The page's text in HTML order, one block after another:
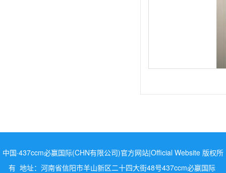
中国·437ccm必赢国际(CHN有限公司)官方网站|Official Website 版权所
有 地址：河南省信阳市羊山新区二十四大街48号437ccm必嬴国际